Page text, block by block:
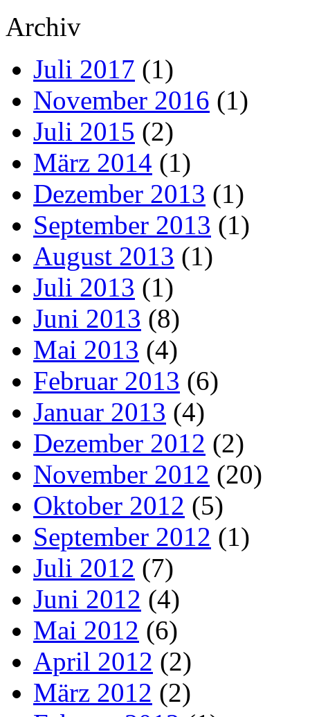
Archiv
Juli 2017 (1)
November 2016 (1)
Juli 2015 (2)
März 2014 (1)
Dezember 2013 (1)
September 2013 (1)
August 2013 (1)
Juli 2013 (1)
Juni 2013 (8)
Mai 2013 (4)
Februar 2013 (6)
Januar 2013 (4)
Dezember 2012 (2)
November 2012 (20)
Oktober 2012 (5)
September 2012 (1)
Juli 2012 (7)
Juni 2012 (4)
Mai 2012 (6)
April 2012 (2)
März 2012 (2)